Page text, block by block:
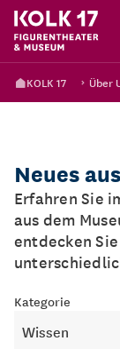
KOLK 17 Über
Neues
Erfahren Sie
aus dem
entdecken
Kategorie
Wissen